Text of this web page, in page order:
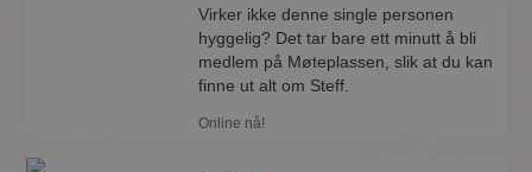
Virker ikke denne single personen
hyggelig? Det tar bare ett minutt å bli
medlem på Møteplassen, slik at du kan
finne ut alt om Steff.
Online nå!